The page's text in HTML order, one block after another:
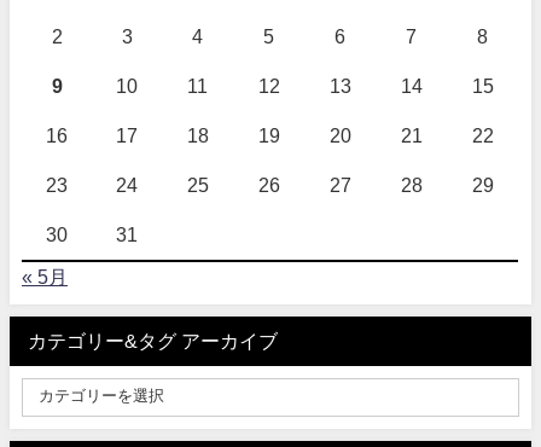
2 3 4 5 6 7 8
9 10 11 12 13 14 15
16 17 18 19 20 21 22
23 24 25 26 27 28 29
30 31
« 5月
カテゴリー&タグ アーカイブ